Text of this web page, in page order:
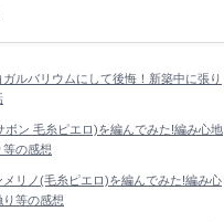
ガルバリウムにして後悔！新築中に張り
ボン 毛糸ピエロ)を編んでみた!編み心地
等の感想
メリノ(毛糸ピエロ)を編んでみた!編み心
り等の感想